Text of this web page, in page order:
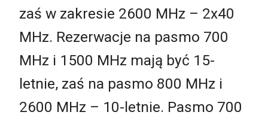
zaś w zakresie 2600 MHz – 2x40
MHz. Rezerwacje na pasmo 700
MHz i 1500 MHz mają być 15-
letnie, zaś na pasmo 800 MHz i
2600 MHz – 10-letnie. Pasmo 700